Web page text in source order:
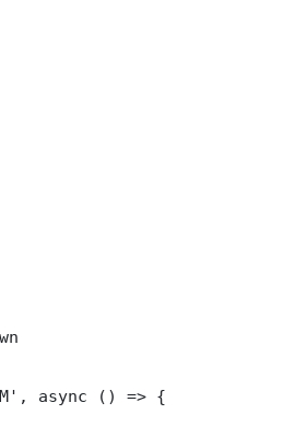
async () => {